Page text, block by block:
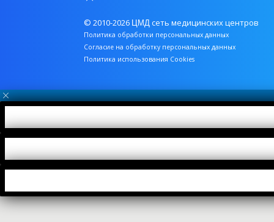
© 2010-2026 ЦМД сеть медицинских центров
Политика обработки персональных данных
Согласие на обработку персональных данных
Политика использования Cookies